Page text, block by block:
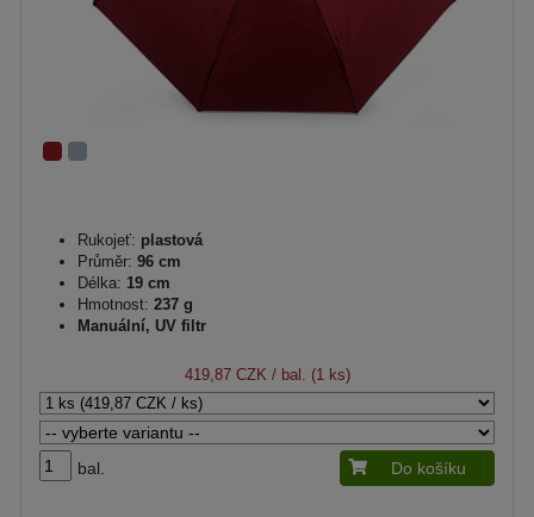
Rukojeť: plastová
Průměr: 96 cm
Délka: 19 cm
Hmotnost: 237 g
Manuální, UV filtr
419,87 CZK / bal. (1 ks)
bal. Do košíku